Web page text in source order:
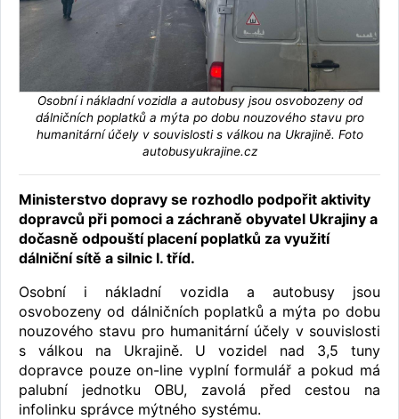
Osobní i nákladní vozidla a autobusy jsou osvobozeny od
dálničních poplatků a mýta po dobu nouzového stavu pro
humanitární účely v souvislosti s válkou na Ukrajině. Foto
autobusyukrajine.cz
Ministerstvo dopravy se rozhodlo podpořit aktivity
dopravců při pomoci a záchraně obyvatel Ukrajiny a
dočasně odpouští placení poplatků za využití
dálniční sítě a silnic I. tříd.
Osobní i nákladní vozidla a autobusy jsou
osvobozeny od dálničních poplatků a mýta po dobu
nouzového stavu pro humanitární účely v souvislosti
s válkou na Ukrajině. U vozidel nad 3,5 tuny
dopravce pouze on-line vyplní formulář a pokud má
palubní jednotku OBU, zavolá před cestou na
infolinku správce mýtného systému.